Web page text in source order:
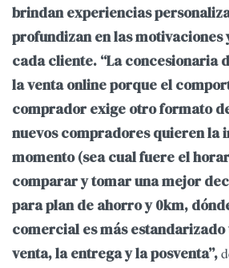
brindan experiencias
profundizan en las motivaciones
cada cliente. “La concesionaria
la venta online porque el
comprador exige otro formato
nuevos compradores quieren la
momento (sea cual fuere el
comparar y tomar una mejor
para plan de ahorro y 0km,
comercial es más
venta, la entrega y la posventa”,